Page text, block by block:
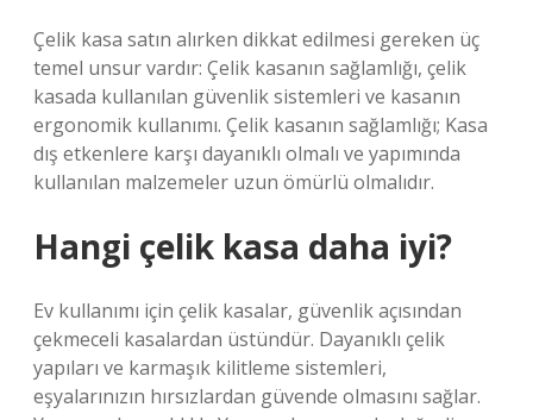
Çelik kasa satın alırken dikkat edilmesi gereken üç
temel unsur vardır: Çelik kasanın sağlamlığı, çelik
kasada kullanılan güvenlik sistemleri ve kasanın
ergonomik kullanımı. Çelik kasanın sağlamlığı; Kasa
dış etkenlere karşı dayanıklı olmalı ve yapımında
kullanılan malzemeler uzun ömürlü olmalıdır.
Hangi çelik kasa daha iyi?
Ev kullanımı için çelik kasalar, güvenlik açısından
çekmeceli kasalardan üstündür. Dayanıklı çelik
yapıları ve karmaşık kilitleme sistemleri,
eşyalarınızın hırsızlardan güvende olmasını sağlar.